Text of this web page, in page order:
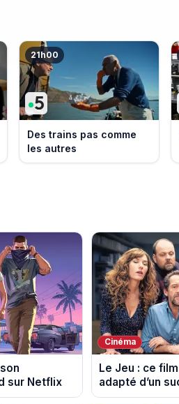
21h00
Des trains pas comme
les autres
sur Netflix
Cinéma
Le Jeu : ce
adapté d’un
phénomène